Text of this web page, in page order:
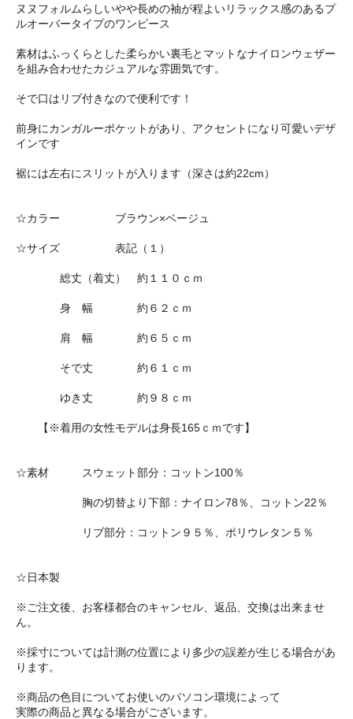
ヌヌフォルムらしいやや長めの袖が程よいリラックス感のあるプ
ルオーバータイプのワンピース
素材はふっくらとした柔らかい裏毛とマットなナイロンウェザー
を組み合わせたカジュアルな雰囲気です。
そで口はリブ付きなので便利です！
前身にカンガルーポケットがあり、アクセントになり可愛いデザ
インです
裾には左右にスリットが入ります（深さは約22cm）
☆カラー ブラウン×ベージュ
☆サイズ 表記（１）
総丈（着丈） 約１１０ｃｍ
身 幅 約６２ｃｍ
肩 幅 約６５ｃｍ
そで丈 約６１ｃｍ
ゆき丈 約９８ｃｍ
【※着用の女性モデルは身長165ｃｍです】
☆素材 スウェット部分：コットン100％
胸の切替より下部：ナイロン78％、コットン22％
リブ部分：コットン９５％、ポリウレタン５％
☆日本製
※ご注文後、お客様都合のキャンセル、返品、交換は出来ませ
ん。
※採寸については計測の位置により多少の誤差が生じる場合があ
ります。
※商品の色目についてお使いのパソコン環境によって
実際の商品と異なる場合がございます。